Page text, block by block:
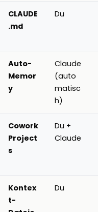
CLAUDE
.md
Du
Auto-
Memor
y
Claude
(auto
matisc
h)
Cowork
Project
s
Du +
Claude
Kontex
t-
Du